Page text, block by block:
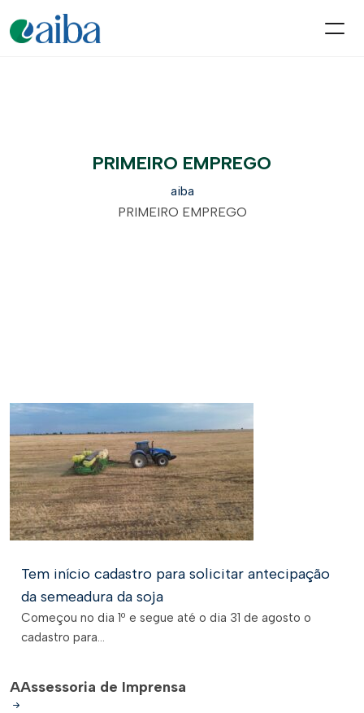
PRIMEIRO EMPREGO
aiba
PRIMEIRO EMPREGO
Tem início cadastro para solicitar antecipação
da semeadura da soja
Começou no dia 1º e segue até o dia 31 de agosto o
cadastro para...
AAssessoria de Imprensa